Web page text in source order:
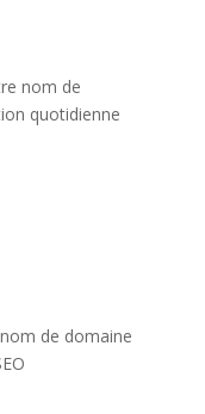
nom de
quotidienne
de domaine